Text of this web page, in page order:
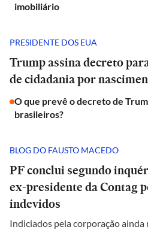
imobiliário
PRESIDENTE DOS EUA
Trump assina decreto
de cidadania por
O que prevê o decreto de
brasileiros?
BLOG DO FAUSTO MACEDO
PF conclui segundo
ex-presidente da Contag
indevidos
Indiciados pela corporação ainda